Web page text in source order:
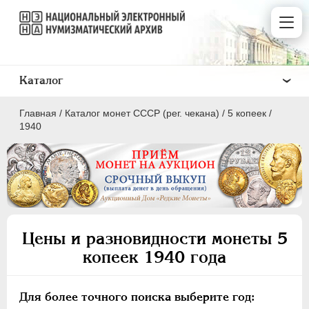
Главная / Каталог монет СССР (рег. чекана) / 5 копеек /
1940
Цены и разновидности монеты 5
копеек 1940 года
Для более точного поиска выберите год:
Каталог
ПОЛКОПЕЙКИ
2 КОПЕЙКИ
10 КОПЕЕК